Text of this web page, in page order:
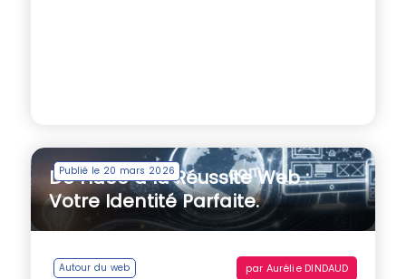
Publié le 20 mars 2026
De l’Idée à la Réussite Web :
Votre Identité Parfaite.
Autour du web par Aurélie DINDAUD